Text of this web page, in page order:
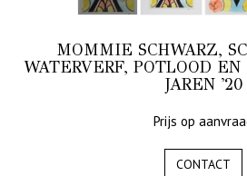
MOMMIE SCHWARZ,
WATERVERF, POTLOOD
JAREN '20
Prijs op
CONTACT